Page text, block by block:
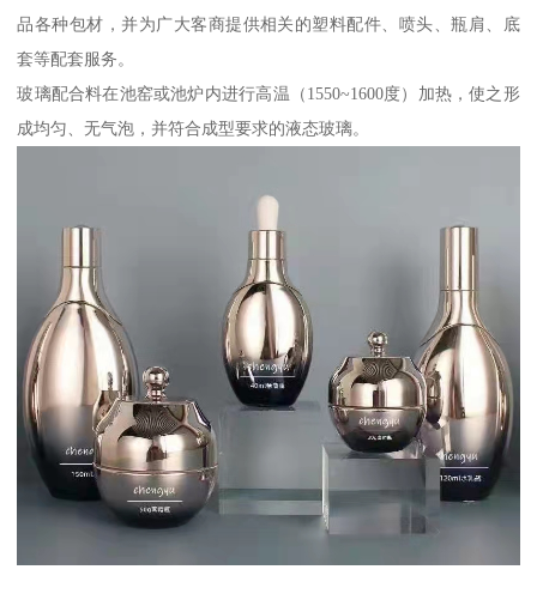
品各种包材，并为广大客商提供相关的塑料配件、喷头、瓶肩、底
套等配套服务。
玻璃配合料在池窑或池炉内进行高温（1550~1600度）加热，使之形
成均匀、无气泡，并符合成型要求的液态玻璃。